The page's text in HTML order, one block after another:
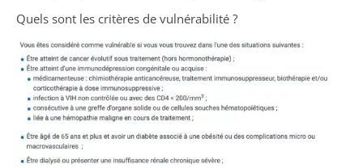
Quels sont les critères de vulnérabilité ?